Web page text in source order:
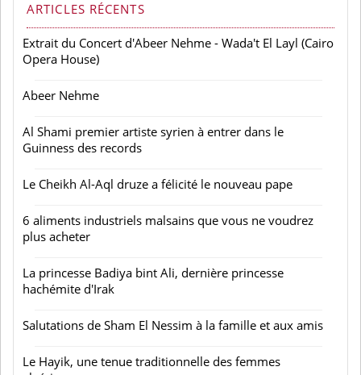
ARTICLES RÉCENTS
Extrait du Concert d'Abeer Nehme - Wada't El Layl (Cairo
Opera House)
Abeer Nehme
Al Shami premier artiste syrien à entrer dans le
Guinness des records
Le Cheikh Al-Aql druze a félicité le nouveau pape
6 aliments industriels malsains que vous ne voudrez
plus acheter
La princesse Badiya bint Ali, dernière princesse
hachémite d'Irak
Salutations de Sham El Nessim à la famille et aux amis
Le Hayik, une tenue traditionnelle des femmes